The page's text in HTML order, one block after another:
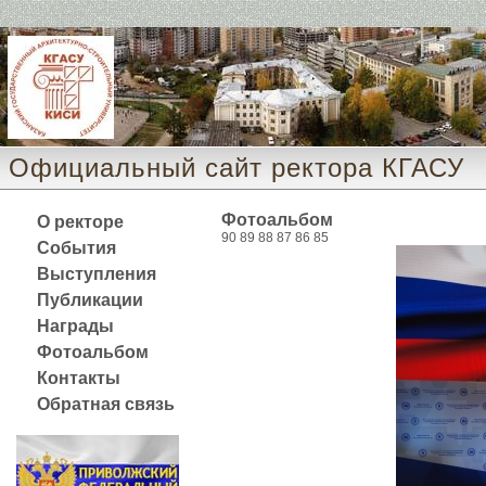
Официальный сайт ректора КГАСУ
О ректоре
События
Выступления
Публикации
Награды
Фотоальбом
Контакты
Обратная связь
Фотоальбом
90 89 88 87 86 85